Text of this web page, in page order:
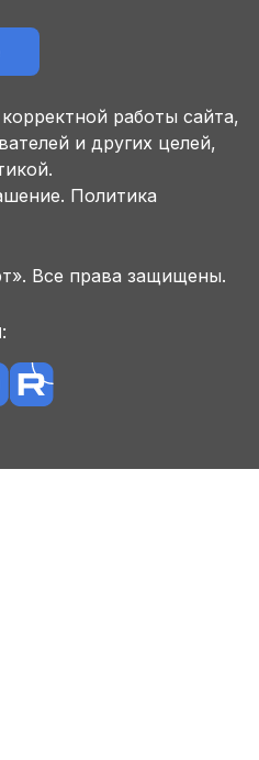
работы сайта,
и других целей,
Политика
Все права защищены.